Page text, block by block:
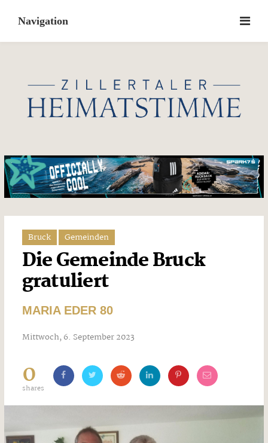
content
Bruck Gemeinden
Die Gemeinde Bruck
gratuliert
MARIA EDER 80
Mittwoch, 6. September 2023
0
shares